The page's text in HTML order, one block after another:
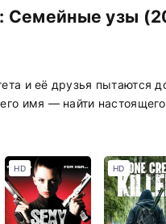
Семейные узы
и её друзья пытаются
имя — найти
HD HD